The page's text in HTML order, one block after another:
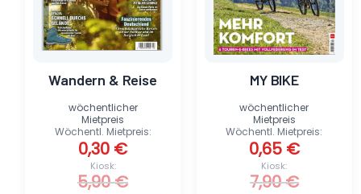
Wandern & Reise
Kiosk:
5,90€
Wöchentl. Mietpreis:
0,30 €
wöchentlicher
Mietpreis
MY BIKE
Kiosk:
7,90€
Wöchentl. Mietpreis:
0,65 €
wöchentlicher
Mietpreis